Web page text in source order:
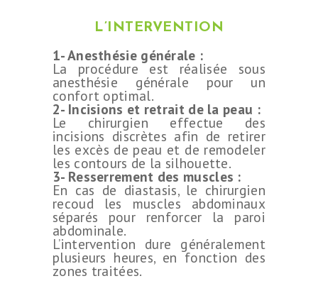
L’INTERVENTION
1- Anesthésie générale :
La procédure est réalisée sous
anesthésie générale pour un
confort optimal.
2- Incisions et retrait de la peau :
Le chirurgien effectue des
incisions discrètes afin de retirer
les excès de peau et de remodeler
les contours de la silhouette.
3- Resserrement des muscles :
En cas de diastasis, le chirurgien
recoud les muscles abdominaux
séparés pour renforcer la paroi
abdominale.
L’intervention dure généralement
plusieurs heures, en fonction des
zones traitées.